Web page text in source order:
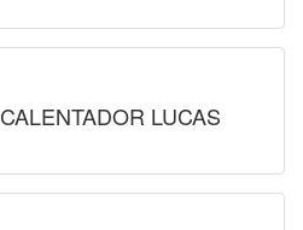
CALENTADOR LUCAS